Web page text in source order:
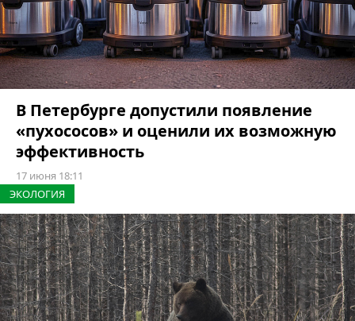
В Петербурге допустили появление
«пухососов» и оценили их возможную
эффективность
17 июня 18:11
ЭКОЛОГИЯ